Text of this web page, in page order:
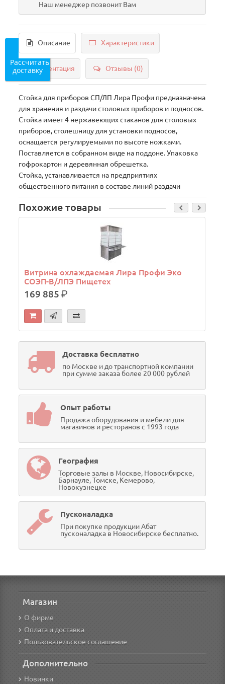
Наш менеджер позвонит Вам
Описание Характеристики
Документация Отзывы (0)
Стойка для приборов СП/ЛП Лира Профи предназначена
для хранения и раздачи столовых приборов и подносов.
Стойка имеет 4 нержавеющих стаканов для столовых
приборов, столешницу для установки подносов,
оснащается регулируемыми по высоте ножками.
Поставляется в собранном виде на поддоне. Упаковка
гофрокартон и деревянная обрешетка.
Стойка, устанавливается на предприятиях
общественного питания в составе линий раздачи
Похожие товары
Витрина охлаждаемая Лира Профи Эко
СОЭП-В/ЛПЭ Пищетех
169 885р.
Доставка бесплатно
по Москве и до транспортной компании
при сумме заказа более 20 000 рублей
Опыт работы
Продажа оборудования и мебели для
магазинов и ресторанов с 1993 года
География
Торговые залы в Москве, Новосибирске,
Барнауле, Томске, Кемерово,
Новокузнецке
Пусконаладка
При покупке продукции Абат
пусконаладка в Новосибирске бесплатно.
Магазин
О фирме
Оплата и доставка
Пользовательское соглашение
Дополнительно
Новинки
Рассчитать
доставку